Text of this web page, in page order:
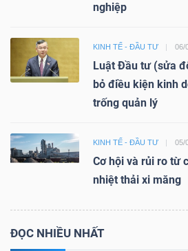
nghiệp
KINH TẾ - ĐẦU TƯ 06/
Luật Đầu tư (sửa
bỏ điều kiện kinh
trống quản lý
KINH TẾ - ĐẦU TƯ 05/
Cơ hội và rủi ro từ
nhiệt thải xi măng
ĐỌC NHIỀU NHẤT